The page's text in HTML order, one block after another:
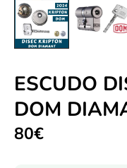
ESCUDO
DOM
80€